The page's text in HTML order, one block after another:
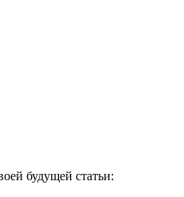
будущей статьи: